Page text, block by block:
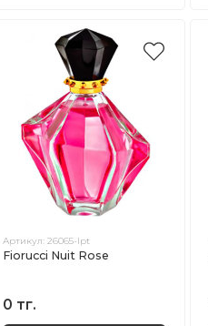
Артикул:26065-lpt
Fiorucci Nuit Rose
0 тг.